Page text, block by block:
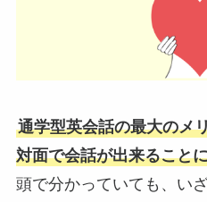
通学型英会話の最大のメ
対面で会話が出来ること
頭で分かっていても、い